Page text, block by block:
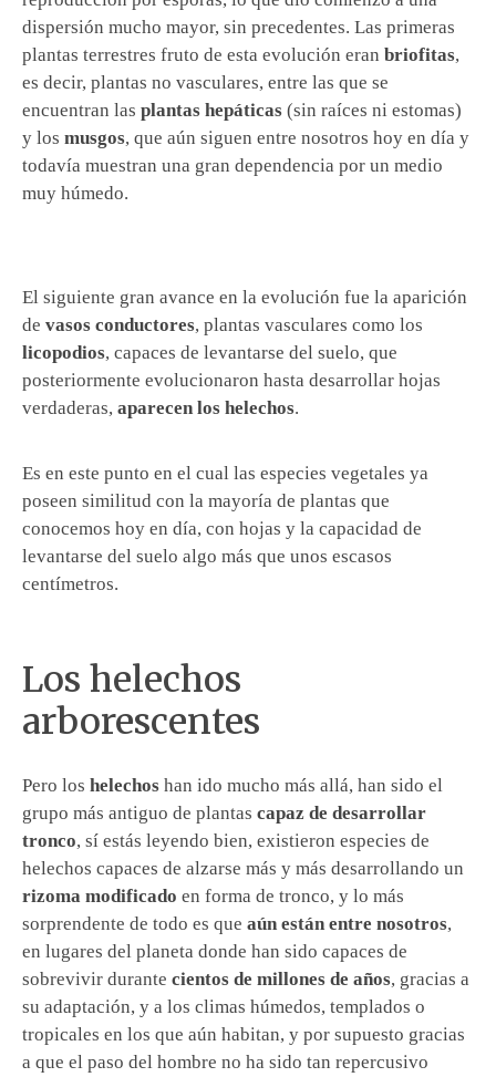
dispersión mucho mayor, sin precedentes. Las primeras
plantas terrestres fruto de esta evolución eran briofitas,
es decir, plantas no vasculares, entre las que se
encuentran las plantas hepáticas (sin raíces ni estomas)
y los musgos, que aún siguen entre nosotros hoy en día y
todavía muestran una gran dependencia por un medio
muy húmedo.
El siguiente gran avance en la evolución fue la aparición
de vasos conductores, plantas vasculares como los
licopodios, capaces de levantarse del suelo, que
posteriormente evolucionaron hasta desarrollar hojas
verdaderas, aparecen los helechos.
Es en este punto en el cual las especies vegetales ya
poseen similitud con la mayoría de plantas que
conocemos hoy en día, con hojas y la capacidad de
levantarse del suelo algo más que unos escasos
centímetros.
Los helechos
arborescentes
Pero los helechos han ido mucho más allá, han sido el
grupo más antiguo de plantas capaz de desarrollar
tronco, sí estás leyendo bien, existieron especies de
helechos capaces de alzarse más y más desarrollando un
rizoma modificado en forma de tronco, y lo más
sorprendente de todo es que aún están entre nosotros,
en lugares del planeta donde han sido capaces de
sobrevivir durante cientos de millones de años, gracias a
su adaptación, y a los climas húmedos, templados o
tropicales en los que aún habitan, y por supuesto gracias
a que el paso del hombre no ha sido tan repercusivo